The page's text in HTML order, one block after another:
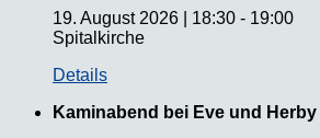
19. August 2026
18:30 - 19:00
Spitalkirche
Details
Kaminabend bei Eve und Herby